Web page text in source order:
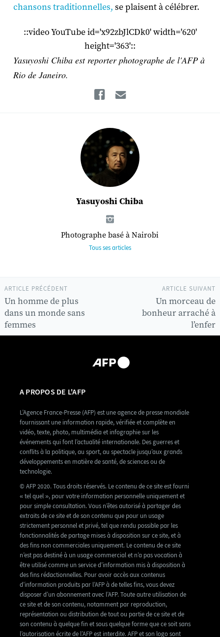
chansons traditionnelles, se plaisent à célébrer.
::video YouTube id='x92zbJlCDk0' width='620'
height='363'::
Yasuyoshi Chiba est reporter photographe de l'AFP à
Rio de Janeiro.
Facebook
Yasuyoshi Chiba
Photographe basé à Nairobi
Tous ses articles
ARTICLE SUIVANT
Un morceau de
bonheur arraché à
l’enfer
ARTICLE PRÉCÉDENT
Un homme de plus
dans un monde sans
femmes
A PROPOS DE L'AFP
L’Agence France-Presse (AFP) est une agence de presse mondiale
fournissant une information rapide, vérifiée et complète en
vidéo, texte, photo, multimédia et infographie sur les
événements qui font l’actualité internationale. Des guerres et
conflits à la politique, au sport, au spectacle jusqu’aux grands
développements en matière de santé, de sciences ou de
technologie.
© AFP 2020. Tous droits réservés. Le contenu de ce site est fourni
« tel quel », pour votre information personnelle uniquement et
pour simple consultation. Vous n’êtes autorisé à partager des
extraits de ce site et de son contenu que pour un usage
strictement personnel et privé, tel que rendu possible par les
fonctionnalités de partage mises à disposition sur ce site, et à
des fins non commerciales uniquement. Le contenu de ce site
n’est pas destiné à un usage commercial et n’a pas vocation à
être utilisé comme un service d’information mis à disposition à
des fins rédactionnelles. Pour avoir accès aux contenus
d’information produits par l’AFP à de telles fins, vous devez
disposer d’un abonnement avec l’AFP. Toute autre utilisation de
ce site et de son contenu, notamment par reproduction,
représentation ou distribution de tout ou partie de ce site et de
son contenu à quelque fin et sous quelque forme que ce soit sans
l’autorisation écrite de l’AFP est interdite. AFP et son logo sont